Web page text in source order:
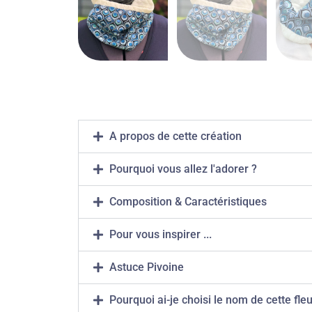
A propos de cette création
Pourquoi vous allez l'adorer ?
Composition & Caractéristiques
Pour vous inspirer ...
Astuce Pivoine
Pourquoi ai-je choisi le nom de cette